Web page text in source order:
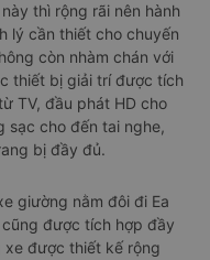
thì rộng rãi nên hành
lý cần thiết cho chuyến
còn nhàm chán với
thiết bị giải trí được tích
TV, đầu phát HD cho
sạc cho đến tai nghe,
bị đầy đủ.
giường nằm đôi đi Ea
được tích hợp đầy
được thiết kế rộng